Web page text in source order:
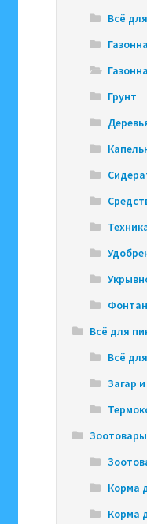
Всё
Грунт
Всё для
Всё
Загар
Зоотовары
Корма
Корма